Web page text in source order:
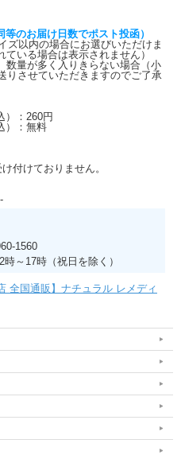
のお届け日数でポスト投函）
ズ以内の場合にお選びいただけま
いる場合は表示されません）
数量が多く入りきらない場合（小
りさせていただきますのでご了承
）：260円
）：無料
付けておりません。
1560
～17時（祝日を除く）
全国通販】ナチュラル レメディ